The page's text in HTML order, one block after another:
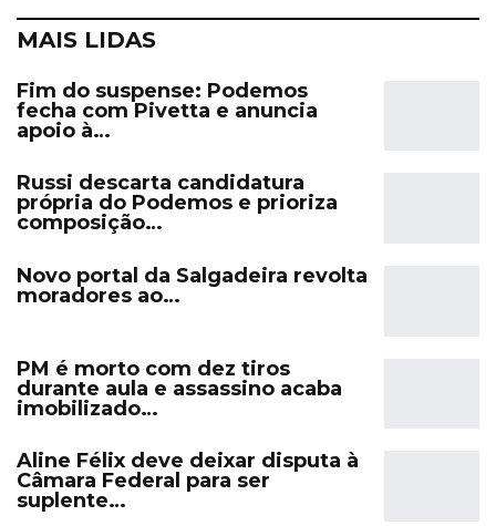
MAIS LIDAS
Fim do suspense: Podemos
fecha com Pivetta e anuncia
apoio à…
Russi descarta candidatura
própria do Podemos e prioriza
composição…
Novo portal da Salgadeira revolta
moradores ao…
PM é morto com dez tiros
durante aula e assassino acaba
imobilizado…
Aline Félix deve deixar disputa à
Câmara Federal para ser
suplente…